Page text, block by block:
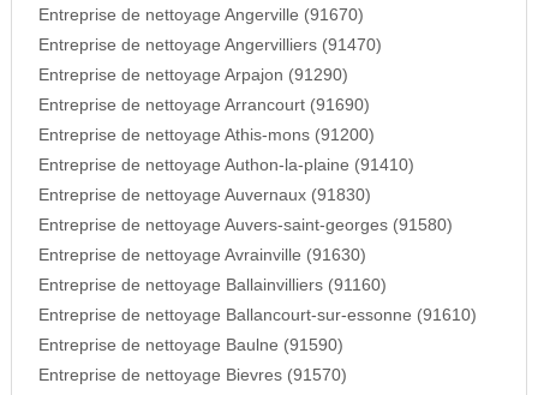
Entreprise de nettoyage Angerville (91670)
Entreprise de nettoyage Angervilliers (91470)
Entreprise de nettoyage Arpajon (91290)
Entreprise de nettoyage Arrancourt (91690)
Entreprise de nettoyage Athis-mons (91200)
Entreprise de nettoyage Authon-la-plaine (91410)
Entreprise de nettoyage Auvernaux (91830)
Entreprise de nettoyage Auvers-saint-georges (91580)
Entreprise de nettoyage Avrainville (91630)
Entreprise de nettoyage Ballainvilliers (91160)
Entreprise de nettoyage Ballancourt-sur-essonne (91610)
Entreprise de nettoyage Baulne (91590)
Entreprise de nettoyage Bievres (91570)